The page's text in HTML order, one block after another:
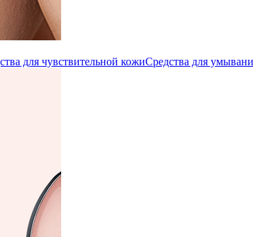
для чувствительной кожиСредства для